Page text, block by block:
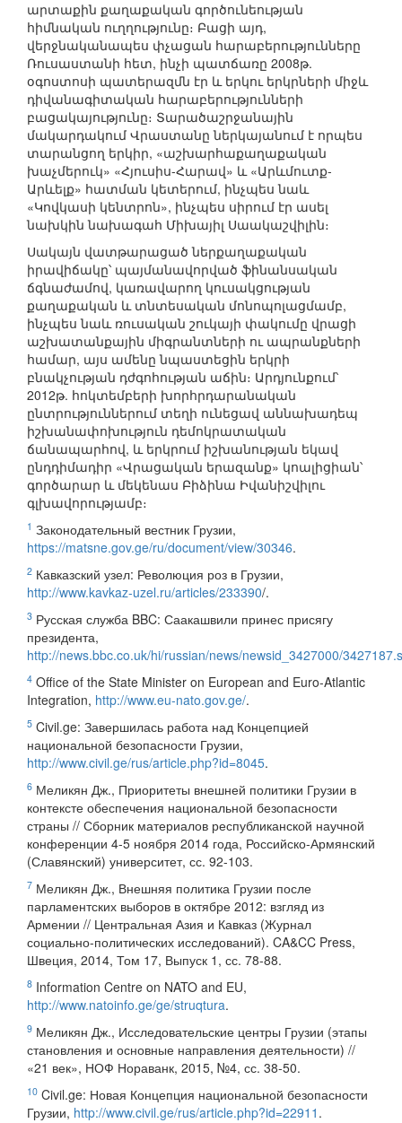
արտաքին քաղաքական գործունեության
հիմնական ուղղությունը։ Բացի այդ,
վերջնականապես փչացան հարաբերությունները
Ռուսաստանի հետ, ինչի պատճառը 2008թ.
օգոստոսի պատերազմն էր և երկու երկրների միջև
դիվանագիտական հարաբերությունների
բացակայությունը։ Տարածաշրջանային
մակարդակում Վրաստանը ներկայանում է որպես
տարանցող երկիր, «աշխարհաքաղաքական
խաչմերուկ» «Հյուսիս-Հարավ» և «Արևմուտք-
Արևելք» հատման կետերում, ինչպես նաև
«Կովկասի կենտրոն», ինչպես սիրում էր ասել
նախկին նախագահ Միխայիլ Սաակաշվիլին։
Սակայն վատթարացած ներքաղաքական
իրավիճակը՝ պայմանավորված ֆինանսական
ճգնաժամով, կառավարող կուսակցության
քաղաքական և տնտեսական մոնոպոլացմամբ,
ինչպես նաև ռուսական շուկայի փակումը վրացի
աշխատանքային միգրանտների ու ապրանքների
համար, այս ամենը նպաստեցին երկրի
բնակչության դժգոհության աճին։ Արդյունքում՝
2012թ. հոկտեմբերի խորհրդարանական
ընտրություններում տեղի ունեցավ աննախադեպ
իշխանափոխություն դեմոկրատական
ճանապարհով, և երկրում իշխանության եկավ
ընդդիմադիր «Վրացական երազանք» կոալիցիան՝
գործարար և մեկենաս Բիձինա Իվանիշվիլու
գլխավորությամբ։
1 Законодательный вестник Грузии,
https://matsne.gov.ge/ru/document/view/30346.
2 Кавказский узел: Революция роз в Грузии,
http://www.kavkaz-uzel.ru/articles/233390/.
3 Русская служба BBC: Саакашвили принес присягу
президента,
http://news.bbc.co.uk/hi/russian/news/newsid_3427000/
4 Office of the State Minister on European and Euro-Atlantic
Integration, http://www.eu-nato.gov.ge/.
5 Civil.ge: Завершилась работа над Концепцией
национальной безопасности Грузии,
http://www.civil.ge/rus/article.php?id=8045.
6 Меликян Дж., Приоритеты внешней политики Грузии в
контексте обеспечения национальной безопасности
страны // Сборник материалов республиканской научной
конференции 4-5 ноября 2014 года, Российско-Армянский
(Славянский) университет, сс. 92-103.
7 Меликян Дж., Внешняя политика Грузии после
парламентских выборов в октябре 2012: взгляд из
Армении // Центральная Азия и Кавказ (Журнал
социально-политических исследований). CA&CC Press,
Швеция, 2014, Том 17, Выпуск 1, сс. 78-88.
8 Information Centre on NATO and EU,
http://www.natoinfo.ge/ge/struqtura.
9 Меликян Дж., Исследовательские центры Грузии (этапы
становления и основные направления деятельности) //
«21 век», НОФ Нораванк, 2015, №4, сс. 38-50.
10 Civil.ge: Новая Концепция национальной безопасности
Грузии, http://www.civil.ge/rus/article.php?id=22911 .